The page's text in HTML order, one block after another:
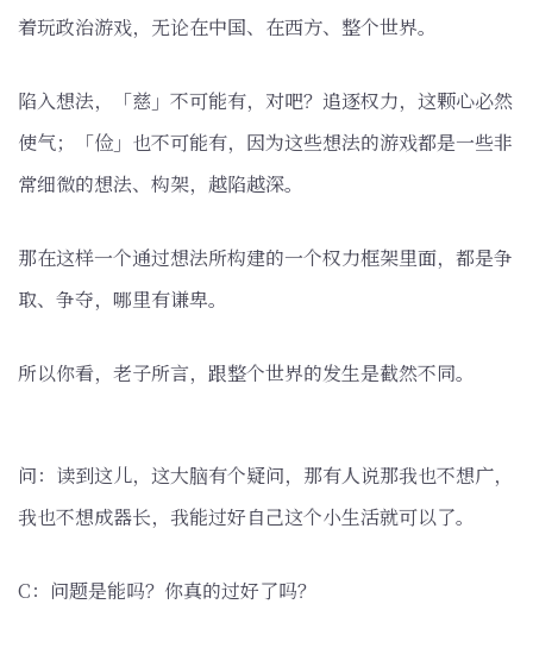
着玩政治游戏，无论在中国、在西方、整个世界。
陷入想法，「慈」不可能有，对吧？追逐权力，这颗心必然
使气；「俭」也不可能有，因为这些想法的游戏都是一些非
常细微的想法、构架，越陷越深。
那在这样一个通过想法所构建的一个权力框架里面，都是争
取、争夺，哪里有谦卑。
所以你看，老子所言，跟整个世界的发生是截然不同。
问：读到这儿，这大脑有个疑问，那有人说那我也不想广，
我也不想成器长，我能过好自己这个小生活就可以了。
C：问题是能吗？你真的过好了吗？